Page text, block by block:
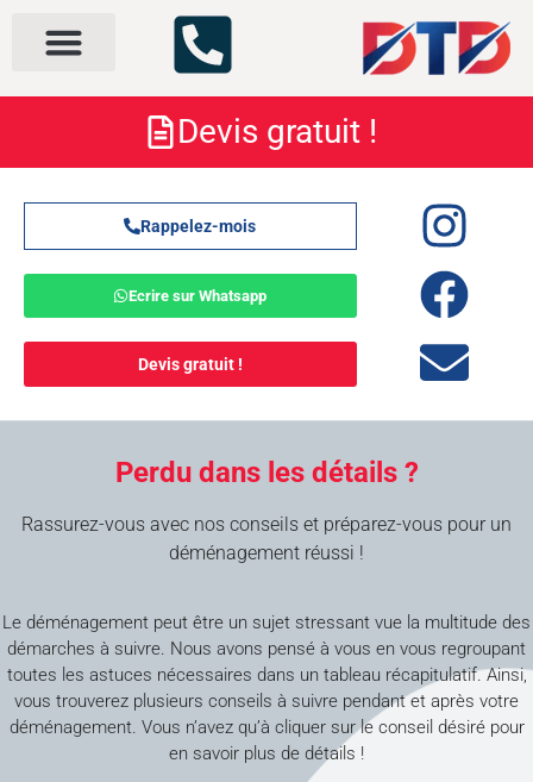
Devis gratuit !
Rappelez-mois
Ecrire sur Whatsapp
Devis gratuit !
Perdu dans les détails ?
Rassurez-vous avec nos conseils et préparez-vous pour un
déménagement réussi !
Le déménagement peut être un sujet stressant vue la multitude des
démarches à suivre. Nous avons pensé à vous en vous regroupant
toutes les astuces nécessaires dans un tableau récapitulatif. Ainsi,
vous trouverez plusieurs conseils à suivre pendant et après votre
déménagement. Vous n’avez qu’à cliquer sur le conseil désiré pour
en savoir plus de détails !